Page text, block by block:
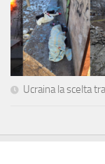
Ucraina la scelta